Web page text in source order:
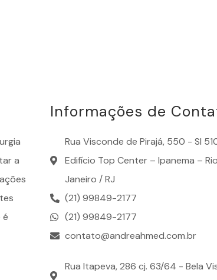
a
é
Informações de
Rua Visconde de Pirajá, 550 - Sl
Edifício Top Center – Ipanema –
Janeiro / RJ
(21) 99849-2177
(21) 99849-2177
contato@andreahmed.com.br
Rua Itapeva, 286 cj. 63/64 - Bela